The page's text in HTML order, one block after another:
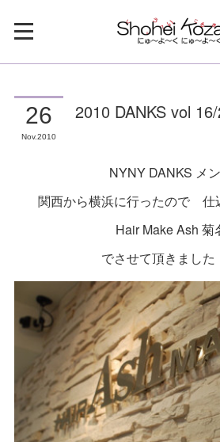
26
Nov 2010
2010 DANKS vol
NYNY DANKS メ
関西から横浜に行ったので
Hair Make Ash 菊
でさせて頂きました